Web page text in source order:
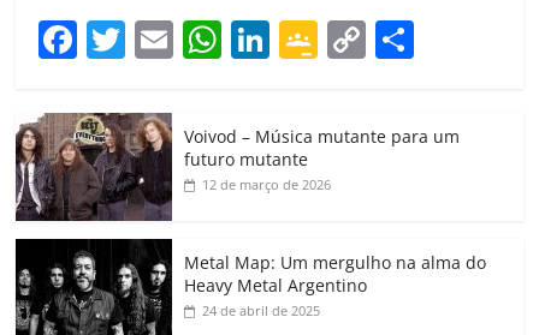
F
c
e
b
o
o
k
T
itt
er
E
ai
W
at
s
A
p
Li
k
e
dI
G
gl
e
a
ss
C
y
k
p
h
Voivod – Música mutante para um
futuro mutante
12 de março de 2026
Metal Map: Um mergulho na alma do
Heavy Metal Argentino
24 de abril de 2025